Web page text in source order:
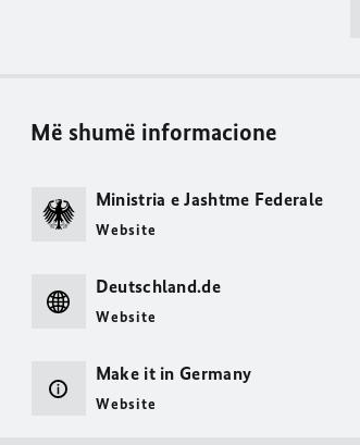
Më shumë informacione
Ministria e Jashtme Federale
Website
Deutschland.de
Website
Make it in Germany
Website